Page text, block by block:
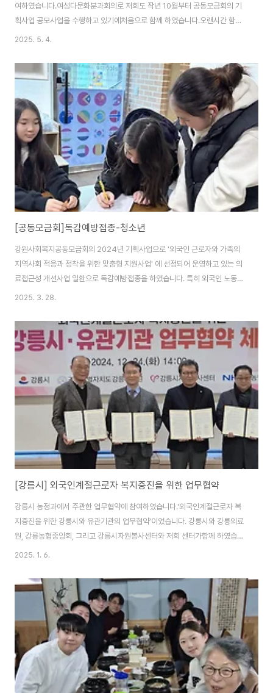
여하였습니다.여성다문화분과회의로 저희도 작년 10월부터 공동모금회의 기
획사업 공모사업을 수행하고 있기에처음으로 함께 하였습니다.오랜시간 함께
나눈 이야기들/제안들이강원사랑의열매의 사업으로 구체화되고지역사회복지
2025. 5. 4.
[공동모금회]독감예방접종-청소년
강원사회복지공동모금회의 2024년 기획사업으로 '외국인 근로자와 가족의
지역사회 적응과 정착을 위한 맞춤형 지원사업' 에 선정되어 운영하고 있는 의
료접근성 개선사업 일환으로 독감예방접종을 하였습니다. 특히 외국인 노동자
및 그 가족들 중에서도 건강보험의 혜택을 받지 못하고, 체류자격에 의해 비자
다. 11월 부터 지금까지 성인 47명, 청소년 20명 총67명이 접종하였습니
다. 센터에서 한국어교실 수업을 듣는 청소년들 중 접종수요조사를 한 후 원하
는 청소년들만 김남동내과의원으로 방문하여 독감접종을 받았습니다. C형 독
감이 유행하고 독감에 걸려 한국어 수업이며 학교수업을 참여하지 못하는 청소
년들이 많아지던 때였습니다.씩씩한 모습으로 센터선..
2025. 3. 28.
[강릉시] 외국인계절근로자 복지증진을 위한 업무협약
강릉시 농정과에서 주관한 업무협약에 참여하였습니다.'외국인계절근로자 복
지증진을 위한 강릉시와 유관기관의 업무협약'이었습니다. 강릉시와 강릉의료
원, 강릉농협중앙회, 그리고 강릉시자원봉사센터와 저희 센터가함께 하였습니
다. 협약의 주요내용은외국인계절근로자에 대한 - 각종검진 및 긴급처치 의료
교류 실시- 농촌인력중개센터 관리 및 운영- 기타 공동 협력체제 에 댛 상호 협
력 및 지원이었습니다. 자원봉사센터는 숙소생활환경 개선, 저희 센터는 지역
사회 적응을 위한문화체험 및 교류, 그리고 통번역 지원의 역할을 하게 됩니
다. 외국인 계절근로자들과 그들을 고용한 농민분들 모두가뜻한 바를 이루는
데 도움이 되면 좋겠습니다!!
2025. 1. 6.